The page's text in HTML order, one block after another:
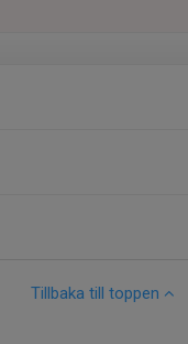
Tillbaka till toppen